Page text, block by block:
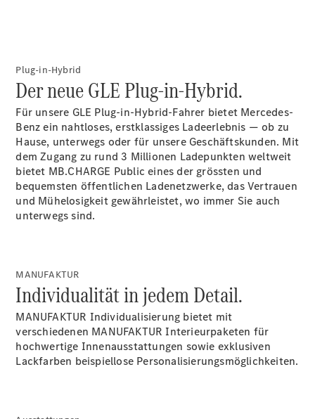
Über uns
Ansprechpartner
Standort &
Öffnungszeiten
Kontaktformular
Servicetermin
Plug-in-Hybrid
Der neue GLE Plug-in-Hybrid.
Für unsere GLE Plug-in-Hybrid-Fahrer bietet Mercedes-
Benz ein nahtloses, erstklassiges Ladeerlebnis — ob zu
Hause, unterwegs oder für unsere Geschäftskunden. Mit
dem Zugang zu rund 3 Millionen Ladepunkten weltweit
bietet MB.CHARGE Public eines der grössten und
bequemsten öffentlichen Ladenetzwerke, das Vertrauen
und Mühelosigkeit gewährleistet, wo immer Sie auch
unterwegs sind.
MANUFAKTUR
Individualität in jedem Detail.
MANUFAKTUR Individualisierung bietet mit
verschiedenen MANUFAKTUR Interieurpaketen für
hochwertige Innenausstattungen sowie exklusiven
Lackfarben beispiellose Personalisierungsmöglichkeiten.